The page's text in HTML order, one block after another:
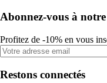
Abonnez-vous à
Profitez de -10% en vous
Restons connectés